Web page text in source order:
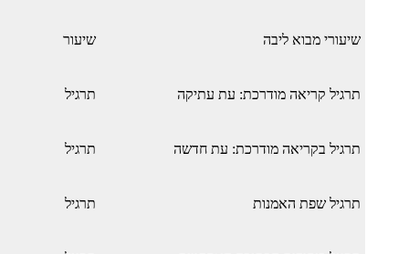
שיעורי מבוא ליבה שיעור
תרגיל קריאה מודרכת: עת עתיקה תרגיל
תרגיל בקריאה מודרכת: עת חדשה תרגיל
תרגיל שפת האמנות תרגיל